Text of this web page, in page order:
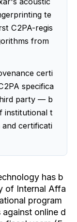
te
C2PA-regis
from
certi
specifica
party — b
institutional t
certificati
has b
of Internal Affa
program
online d